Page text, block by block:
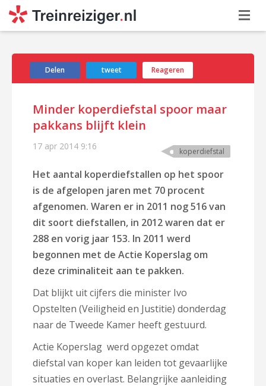
Delen tweet Reageren
Minder koperdiefstal spoor maar
pakkans blijft klein
17 apr 2014 9:16 koperdiefstal
Het aantal koperdiefstallen op het spoor
is de afgelopen jaren met 70 procent
afgenomen. Waren er in 2011 nog 516 van
dit soort diefstallen, in 2012 waren dat er
288 en vorig jaar 153. In 2011 werd
begonnen met de Actie Koperslag om
deze criminaliteit aan te pakken.
Dat blijkt uit cijfers die minister Ivo
Opstelten (Veiligheid en Justitie) donderdag
naar de Tweede Kamer heeft gestuurd.
Actie Koperslag werd opgezet omdat
diefstal van koper kan leiden tot gevaarlijke
situaties en overlast. Belangrijke aanleiding